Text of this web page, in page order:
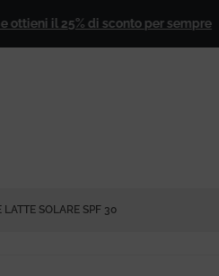
il 25% di sconto per sempre
LATTE SOLARE SPF 30